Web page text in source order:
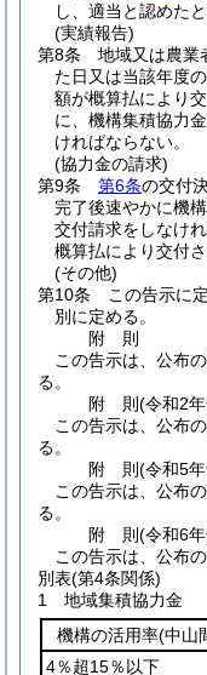
し、適当と認めた
(実績報告)
第8条
地域又は農業
た日又は当該年度
額が概算払により
に、機構集積協力
ければならない。
(協力金の請求)
第9条
第6条の交付
完了後速やかに機
交付請求をしなけれ
概算払により交付
(その他)
第10条
この告示に
別に定める。
附 則
この告示は、公布
る。
附 則(令和2年
この告示は、公布
る。
附 則(令和5年
この告示は、公布
る。
附 則(令和6年
この告示は、公布
別表(第4条関係)
1 地域集積協力金
機構の活用率(中山
4％超15％以下